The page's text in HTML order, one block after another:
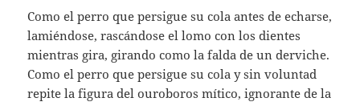
Como el perro que persigue su cola antes de echarse,
lamiéndose, rascándose el lomo con los dientes
mientras gira, girando como la falda de un derviche.
Como el perro que persigue su cola y sin voluntad
repite la figura del ouroboros mítico, ignorante de la